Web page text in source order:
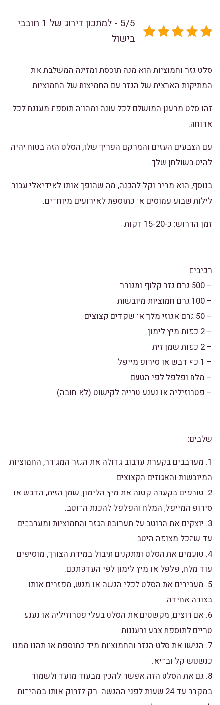
5/5 - למתכון דירוג של 1 חובבי
בישול
סלט גזר וחמוציות הוא מנה תוססת ומזינה המשלבת את
המתיקות הארצית של הגזר עם החמיצות של החמוציות.
זהו סלט מרענן המושלם לכל עונה ומהווה תוספת מענגת לכל
ארוחה.
עם הצבעים העזים והמרקם הפריך שלו, הסלט הזה בטוח יהיה
להיט בשולחן שלך.
בנוסף, הוא מהיר וקל להכנה, מה שהופך אותו לאידיאלי עבור
לילות שבוע עמוסים או כתוספת לאירועים מיוחדים.
זמן הדרוש: כ-15-20 דקות
רכיבים:
– 500 גרם גזר קלוף ומגורר
– 100 גרם חמוציות מיובשות
– 50 גרם אגוזי מלך או שקדים קצוצים
– 2 כפות מיץ לימון
– 2 כפות שמן זית
– 1 כף דבש או סירופ מייפל
– מלח ופלפל לפי הטעם
– פטרוזיליה או נענע טרייה לקישוט (לא חובה)
שלבים:
1. מערבבים בקערת ערבוב גדולה את הגזר המגורר, החמוציות
המיובשות והאגוזים הקצוצים.
2. טורפים בקערה קטנה את מיץ הלימון, שמן הזית, הדבש או
סירופ המייפל, המלח והפלפל להכנת הרוטב.
3. יוצקים את הרוטב על תערובת הגזר והחמוציות ומערבבים
עד שהכל מצופה היטב.
4. טועמים את הסלט ומתקנים תיבול במידת הצורך, מוסיפים
עוד מלח, פלפל או מיץ לימון לפי העדפתכם.
5. מעבירים את הסלט לכלי הגשה או מגש, מפזרים אותו
בצורה אחידה.
6. אם רוצים, מקשטים את הסלט בעלי פטרוזיליה או נענע
טריים לתוספת צבע ורעננות.
7. הגישו את סלט הגזר והחמוציות מיד כתוספת או תהנו ממנו
כנשנוש קל ובריא.
8. גם את הסלט הזה אפשר להכין מבעוד מועד ולשמור
במקרר עד 24 שעות לפני ההגשה. רק לזרוק אותו במהירות